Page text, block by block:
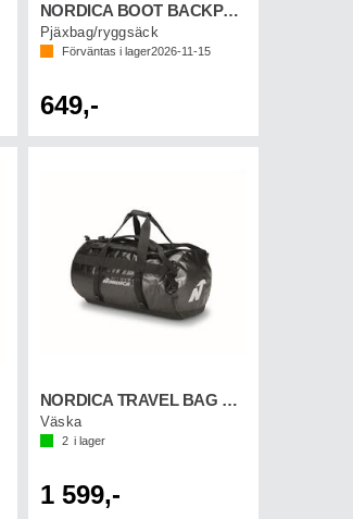
NORDICA BOOT BACKPACK LITE Svart/Röd
Pjäxbag/ryggsäck
Förväntas i lager2026-11-15
649,-
NORDICA TRAVEL BAG 12M Svart
Väska
2 i lager
1 599,-